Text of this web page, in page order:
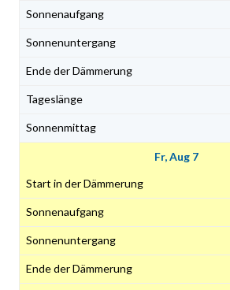
Fr, Aug 7